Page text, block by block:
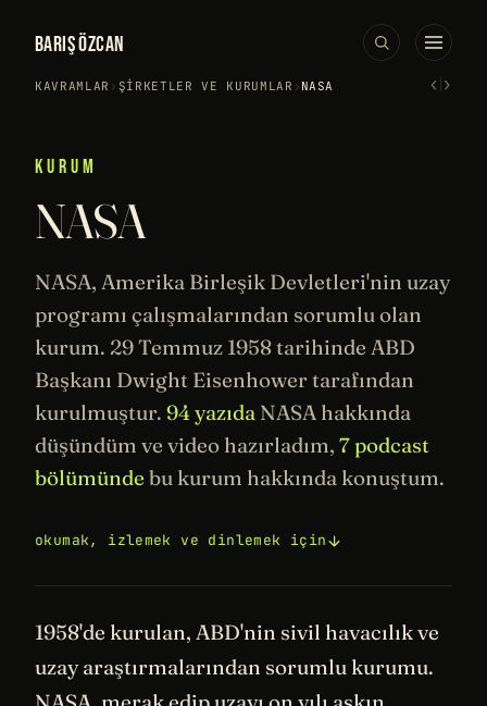
BARIŞ ÖZCAN
KAVRAMLAR › ŞIRKETLER VE KURUMLAR › NASA ‹›
KURUM
NASA
NASA, Amerika Birleşik Devletleri'nin uzay
programı çalışmalarından sorumlu olan
kurum. 29 Temmuz 1958tarihinde ABD
Başkanı Dwight Eisenhower tarafından
kurulmuştur. 94 yazıda NASA hakkında
düşündüm ve video hazırladım, 7 podcast
bölümünde bu kurum hakkında konuştum.
okumak, izlemek ve dinlemek için
1958'de kurulan, ABD'nin sivil havacılık ve
uzay araştırmalarından sorumlu kurumu.